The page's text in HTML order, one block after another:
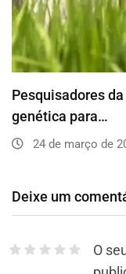
Pesquisadores
genética para…
24 de março de
Deixe um
O